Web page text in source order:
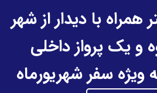
همراه با دیدار از شهر
و یک پرواز داخلی
ویژه سفر شهریورماه